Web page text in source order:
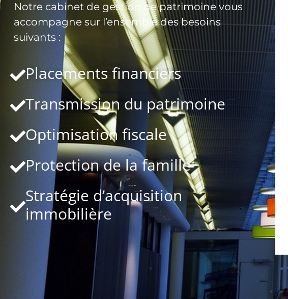
Notre cabinet de gestion de patrimoine vous
accompagne sur l’ensemble des besoins
suivants :
Placements financiers
Transmission du patrimoine
Optimisation fiscale
Protection de la famille
Stratégie d’acquisition
immobilière